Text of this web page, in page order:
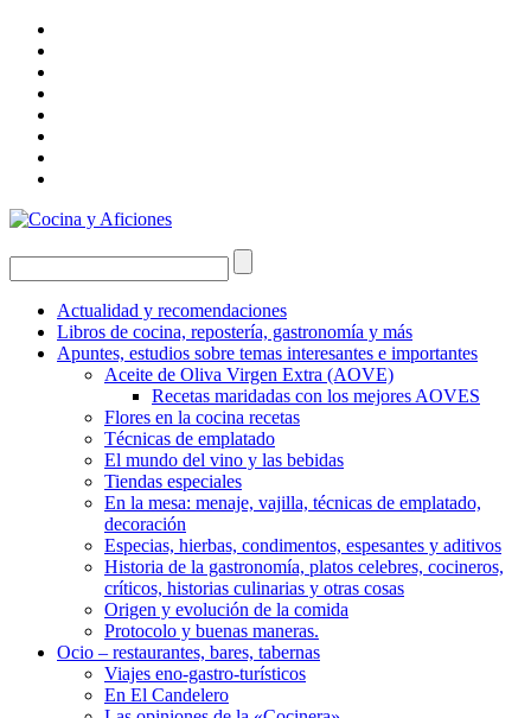
Actualidad y recomendaciones
Libros de cocina, repostería, gastronomía y más
Apuntes, estudios sobre temas interesantes e importantes
Aceite de Oliva Virgen Extra (AOVE)
Recetas maridadas con los mejores AOVES
Flores en la cocina recetas
Técnicas de emplatado
El mundo del vino y las bebidas
Tiendas especiales
En la mesa: menaje, vajilla, técnicas de emplatado,
decoración
Especias, hierbas, condimentos, espesantes y aditivos
Historia de la gastronomía, platos celebres, cocineros,
críticos, historias culinarias y otras cosas
Origen y evolución de la comida
Protocolo y buenas maneras.
Ocio – restaurantes, bares, tabernas
Viajes eno-gastro-turísticos
En El Candelero